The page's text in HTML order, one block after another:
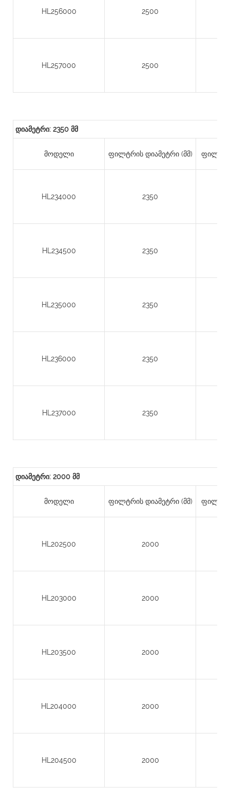
HL256000 2500
HL257000 2500
დიამეტრი: 2350 მმ
მოდელი ფილტრის დიამეტრი (მმ)
HL234000 2350
HL234500 2350
HL235000 2350
HL236000 2350
HL237000 2350
დიამეტრი: 2000 მმ
მოდელი ფილტრის დიამეტრი (მმ)
HL202500 2000
HL203000 2000
HL203500 2000
HL204000 2000
HL204500 2000